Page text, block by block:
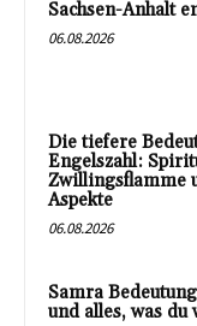
Sachsen-Anhalt
06.08.2026
Die tiefere
Engelszahl:
Zwillingsflamme
Aspekte
06.08.2026
Samra
und alles, was du